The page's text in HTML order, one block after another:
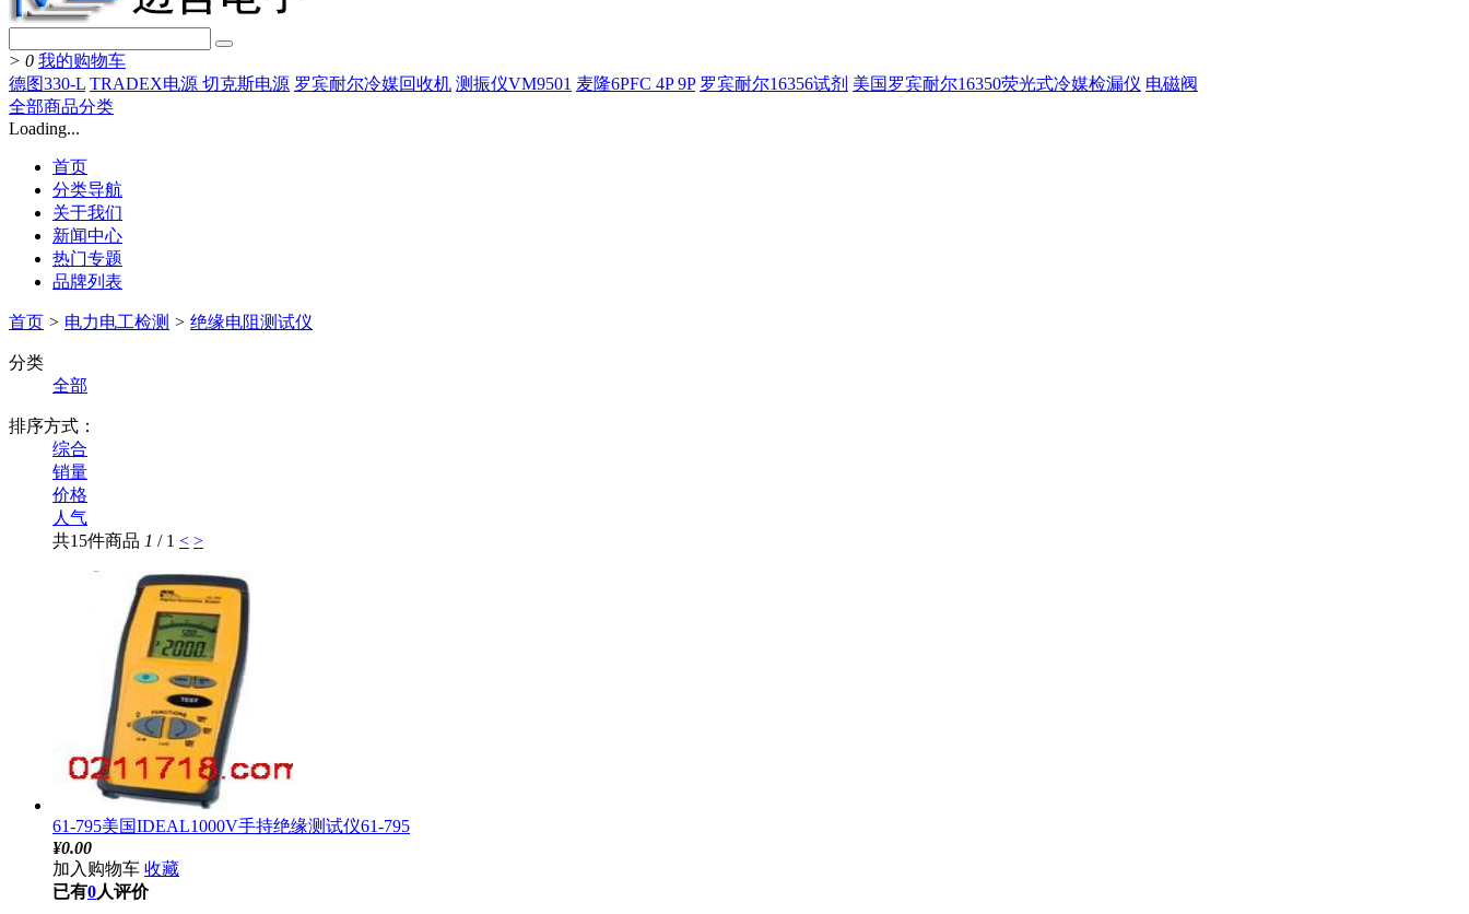
> 0 我的购物车
德图330-L TRADEX电源 切克斯电源 罗宾耐尔冷媒回收机 测振仪VM9501 麦隆6PFC 4P 9P 罗宾耐尔16356试剂 美国罗宾耐尔16350荧光式冷媒检漏仪 电磁阀
全部商品分类
Loading...
首页
分类导航
关于我们
新闻中心
热门专题
品牌列表
首页 > 电力电工检测 > 绝缘电阻测试仪
分类
全部
排序方式：
综合
销量
价格
人气
共15件商品 1 / 1 < >
61-795美国IDEAL1000V手持绝缘测试仪61-795
¥0.00
加入购物车 收藏
已有0人评价